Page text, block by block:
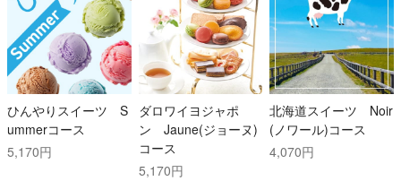
ひんやりスイーツ S
ummerコース
5,170円
ダロワイヨジャポ
ン Jaune(ジョーヌ)
コース
5,170円
北海道スイーツ Noir
(ノワール)コース
4,070円